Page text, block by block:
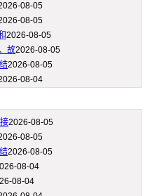
08-05
08-05
2026-08-05
故2026-08-05
2026-08-05
08-04
2026-08-05
08-05
2026-08-05
08-04
08-04